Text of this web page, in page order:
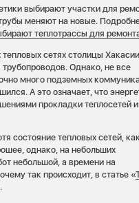
выбирают участки для
меняют на новые.
теплотрассы для
сетях столицы Хакасии,
Однако, не все
много подземных
А это означает, что
прокладки теплосетей и
состояние тепловых сетей,
однако, на небольших
небольшой, а времени на
так происходит, в статье «